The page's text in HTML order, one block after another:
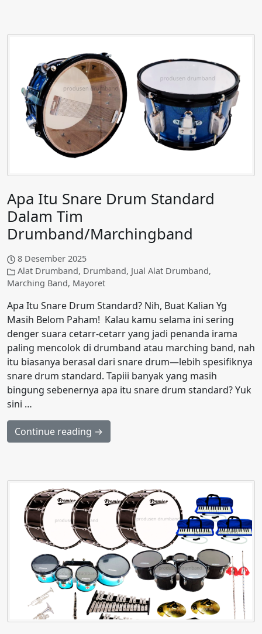
Apa Itu Snare Drum Standard
Dalam Tim
Drumband/Marchingband
8 Desember 2025
Alat Drumband, Drumband, Jual Alat Drumband,
Marching Band, Mayoret
Apa Itu Snare Drum Standard? Nih, Buat Kalian Yg
Masih Belom Paham! Kalau kamu selama ini sering
denger suara cetarr-cetarr yang jadi penanda irama
paling mencolok di drumband atau marching band, nah
itu biasanya berasal dari snare drum—lebih spesifiknya
snare drum standard. Tapiii banyak yang masih
bingung sebenernya apa itu snare drum standard? Yuk
sini …
Continue reading →